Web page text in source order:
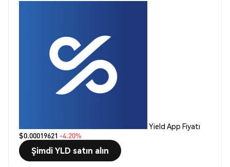
Yield App Fiyatı
$0.00019621 -4.20%
Şimdi YLD satın alın